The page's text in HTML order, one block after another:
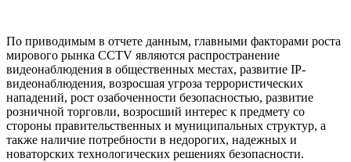
По приводимым в отчете данным, главными факторами роста
мирового рынка CCTV являются распространение
видеонаблюдения в общественных местах, развитие IP-
видеонаблюдения, возросшая угроза террористических
нападений, рост озабоченности безопасностью, развитие
розничной торговли, возросший интерес к предмету со
стороны правительственных и муниципальных структур, а
также наличие потребности в недорогих, надежных и
новаторских технологических решениях безопасности.